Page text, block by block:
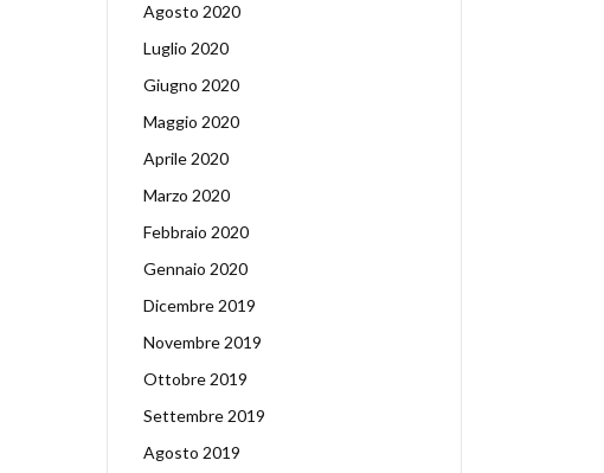
Agosto 2020
Luglio 2020
Giugno 2020
Maggio 2020
Aprile 2020
Marzo 2020
Febbraio 2020
Gennaio 2020
Dicembre 2019
Novembre 2019
Ottobre 2019
Settembre 2019
Agosto 2019